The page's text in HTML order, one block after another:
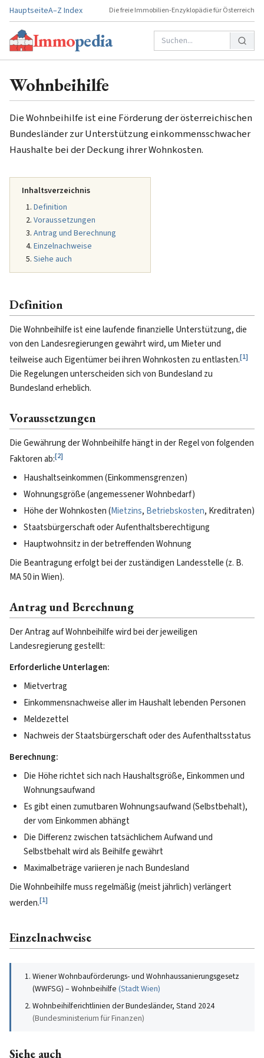
HauptseiteA–Z Index Die freie Immobilien-Enzyklopädie für Österreich
Immopedia
Wohnbeihilfe
Die Wohnbeihilfe ist eine Förderung der österreichischen
Bundesländer zur Unterstützung einkommensschwacher
Haushalte bei der Deckung ihrer Wohnkosten.
Inhaltsverzeichnis
Definition
Voraussetzungen
Antrag und Berechnung
Einzelnachweise
Siehe auch
Definition
Die Wohnbeihilfe ist eine laufende finanzielle Unterstützung, die
von den Landesregierungen gewährt wird, um Mieter und
teilweise auch Eigentümer bei ihren Wohnkosten zu entlasten.[1]
Die Regelungen unterscheiden sich von Bundesland zu
Bundesland erheblich.
Voraussetzungen
Die Gewährung der Wohnbeihilfe hängt in der Regel von folgenden
Faktoren ab:[2]
Haushaltseinkommen (Einkommensgrenzen)
Wohnungsgröße (angemessener Wohnbedarf)
Höhe der Wohnkosten (Mietzins, Betriebskosten, Kreditraten)
Staatsbürgerschaft oder Aufenthaltsberechtigung
Hauptwohnsitz in der betreffenden Wohnung
Die Beantragung erfolgt bei der zuständigen Landesstelle (z. B.
MA 50 in Wien).
Antrag und Berechnung
Der Antrag auf Wohnbeihilfe wird bei der jeweiligen
Landesregierung gestellt:
Erforderliche Unterlagen:
Mietvertrag
Einkommensnachweise aller im Haushalt lebenden Personen
Meldezettel
Nachweis der Staatsbürgerschaft oder des Aufenthaltsstatus
Berechnung:
Die Höhe richtet sich nach Haushaltsgröße, Einkommen und
Wohnungsaufwand
Es gibt einen zumutbaren Wohnungsaufwand (Selbstbehalt),
der vom Einkommen abhängt
Die Differenz zwischen tatsächlichem Aufwand und
Selbstbehalt wird als Beihilfe gewährt
Maximalbeträge variieren je nach Bundesland
Die Wohnbeihilfe muss regelmäßig (meist jährlich) verlängert
werden.[1]
Einzelnachweise
Wiener Wohnbauförderungs- und Wohnhaussanierungsgesetz
(WWFSG) – Wohnbeihilfe (Stadt Wien)
Wohnbeihilferichtlinien der Bundesländer, Stand 2024
(Bundesministerium für Finanzen)
Siehe auch